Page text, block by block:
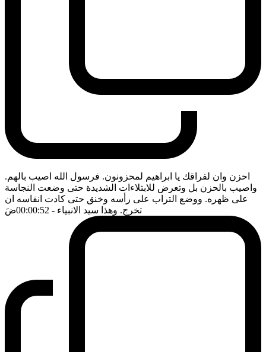
احزن وان لفراقك يا ابراهيم لمحزونون. فرسول الله اصيب بالهم.
واصيب بالحزن بل وتعرض للابتلاءات الشديدة حتى وضعت النجاسة
على ظهره. ووضع التراب على رأسه وخنق حتى كادت انفاسه ان
تخرج. وهذا سيد الانبياء - 00:00:52 ضَ